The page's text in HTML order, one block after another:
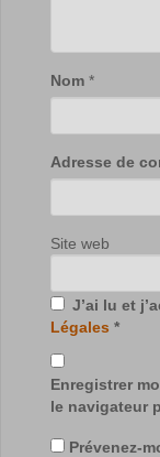
Nom *
Adresse de
Site web
J’ai lu et
Légales *
Enregistrer
le navigateur
Prévenez-